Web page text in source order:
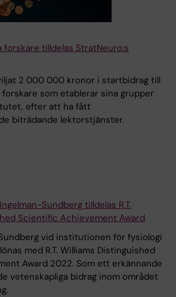
forskare tilldelas StratNeuro:s
2 000 000 kronor i startbidrag till
som etablerar sina grupper
efter att ha fått
biträdande lektorstjänster.
Sundberg tilldelas R.T.
Scientific Achievement Award
vid institutionen för fysiologi
med R.T. Williams Distinguished
Award 2022. Som ett erkännande
vetenskapliga bidrag inom området